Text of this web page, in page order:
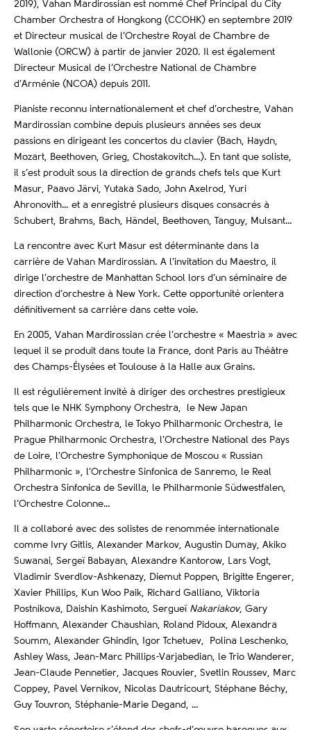
2019), Vahan Mardirossian est nommé Chef Principal du City
Chamber Orchestra of Hongkong (CCOHK) en septembre 2019
et Directeur musical de l’Orchestre Royal de Chambre de
Wallonie (ORCW) à partir de janvier 2020. Il est également
Directeur Musical de l’Orchestre National de Chambre
d’Arménie (NCOA) depuis 2011.
Pianiste reconnu internationalement et chef d’orchestre, Vahan
Mardirossian combine depuis plusieurs années ses deux
passions en dirigeant les concertos du clavier (Bach, Haydn,
Mozart, Beethoven, Grieg, Chostakovitch…). En tant que soliste,
il s’est produit sous la direction de grands chefs tels que Kurt
Masur, Paavo Järvi, Yutaka Sado, John Axelrod, Yuri
Ahronovith… et a enregistré plusieurs disques consacrés à
Schubert, Brahms, Bach, Händel, Beethoven, Tanguy, Mulsant…
La rencontre avec Kurt Masur est déterminante dans la
carrière de Vahan Mardirossian. A l’invitation du Maestro, il
dirige l’orchestre de Manhattan School lors d’un séminaire de
direction d’orchestre à New York. Cette opportunité orientera
définitivement sa carrière dans cette voie.
En 2005, Vahan Mardirossian crée l’orchestre « Maestria » avec
lequel il se produit dans toute la France, dont Paris au Théâtre
des Champs-Élysées et Toulouse à la Halle aux Grains.
Il est régulièrement invité à diriger des orchestres prestigieux
tels que le NHK Symphony Orchestra, le New Japan
Philharmonic Orchestra, le Tokyo Philharmonic Orchestra, le
Prague Philharmonic Orchestra, l’Orchestre National des Pays
de Loire, l’Orchestre Symphonique de Moscou « Russian
Philharmonic », l’Orchestre Sinfonica de Sanremo, le Real
Orchestra Sinfonica de Sevilla, le Philharmonie Südwestfalen,
l’Orchestre Colonne…
Il a collaboré avec des solistes de renommée internationale
comme Ivry Gitlis, Alexander Markov, Augustin Dumay, Akiko
Suwanai, Sergeï Babayan, Alexandre Kantorow, Lars Vogt,
Vladimir Sverdlov-Ashkenazy, Diemut Poppen, Brigitte Engerer,
Xavier Phillips, Kun Woo Paik, Richard Galliano, Viktoria
Postnikova, Daishin Kashimoto, Sergueï Nakariakov, Gary
Hoffmann, Alexander Chaushian, Roland Pidoux, Alexandra
Soumm, Alexander Ghindin, Igor Tchetuev, Polina Leschenko,
Ashley Wass, Jean-Marc Phillips-Varjabedian, le Trio Wanderer,
Jean-Claude Pennetier, Jacques Rouvier, Svetlin Roussev, Marc
Coppey, Pavel Vernikov, Nicolas Dautricourt, Stéphane Béchy,
Guy Touvron, Stéphanie-Marie Degand, …